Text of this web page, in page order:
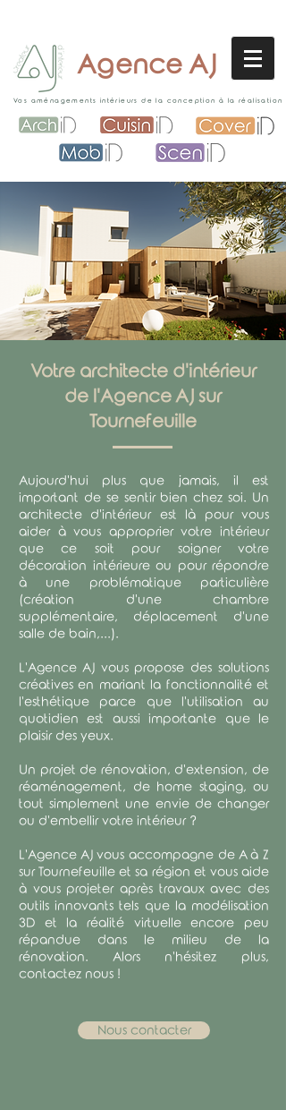
Vos aménagements intérieurs de la conception à la réalisation
Agence AJ
Votre architecte d'intérieur
de l'Agence AJ sur
Tournefeuille
Aujourd'hui plus que jamais, il est
important de se sentir bien chez soi. Un
architecte d'intérieur est là pour vous
aider à vous approprier votre intérieur
que ce soit pour soigner votre
décoration intérieure ou pour répondre
à une problématique particulière
(création d'une chambre
supplémentaire, déplacement d'une
salle de bain,...).
L'Agence AJ vous propose des solutions
créatives en mariant la fonctionnalité et
l'esthétique parce que l'utilisation au
quotidien est aussi importante que le
plaisir des yeux.
​Un projet de rénovation, d'extension, de
réaménagement, de home staging, ou
tout simplement une envie de changer
ou d'embellir votre intérieur ?
​L'Agence AJ vous accompagne de A à Z
sur Tournefeuille et sa région et vous aide
à vous projeter après travaux avec des
outils innovants tels que la modélisation
3D et la réalité virtuelle encore peu
répandue dans le milieu de la
rénovation. Alors n'hésitez plus,
contactez nous !
Nous contacter